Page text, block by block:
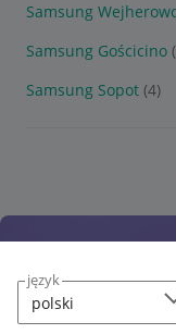
język
Samsung
Samsung Gościcino
Samsung Sopot (4)